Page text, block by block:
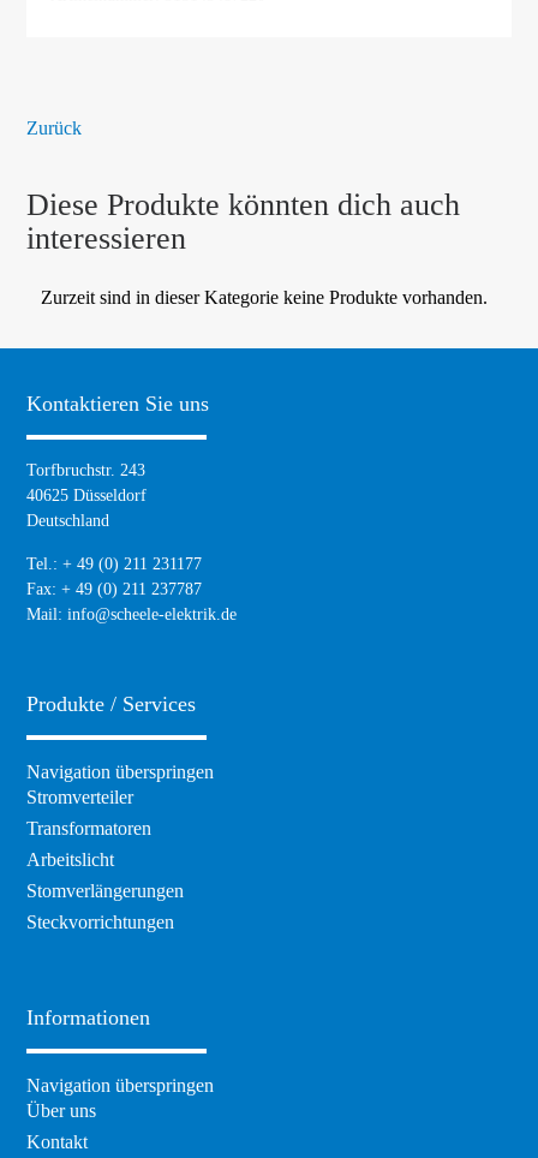
Zurück
Diese Produkte könnten dich auch
interessieren
Zurzeit sind in dieser Kategorie keine Produkte vorhanden.
Kontaktieren Sie uns
Torfbruchstr. 243
40625 Düsseldorf
Deutschland
Tel.: + 49 (0) 211 231177
Fax: + 49 (0) 211 237787
Mail:info@scheele-elektrik.de
Produkte / Services
Navigation überspringen
Stromverteiler
Transformatoren
Arbeitslicht
Stomverlängerungen
Steckvorrichtungen
Informationen
Navigation überspringen
Über uns
Kontakt